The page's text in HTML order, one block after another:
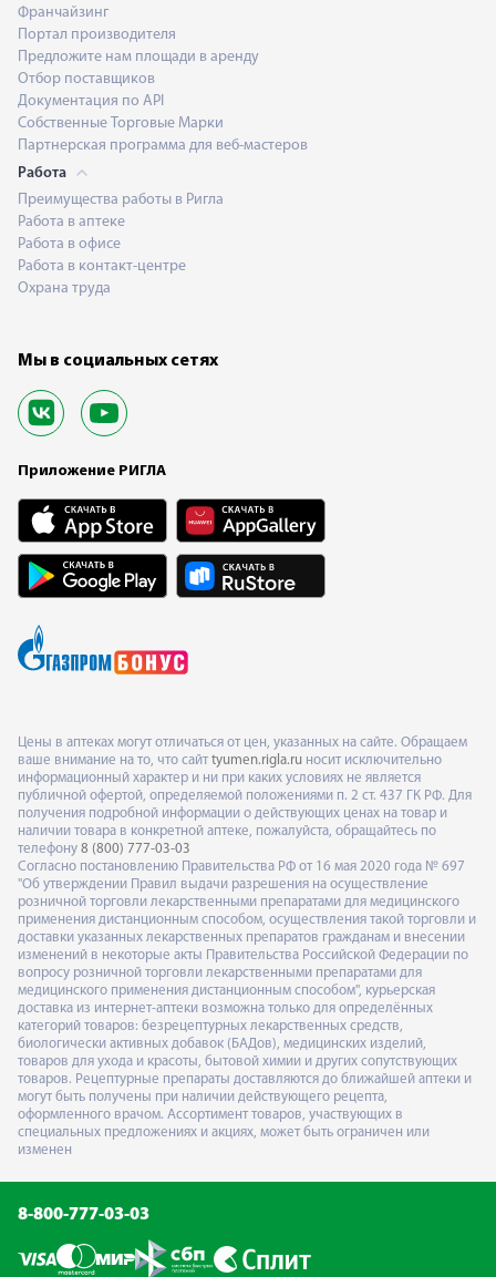
Франчайзинг
Портал производителя
Предложите нам площади в аренду
Отбор поставщиков
Документация по API
Собственные Торговые Марки
Партнерская программа для веб-мастеров
Работа
Преимущества работы в Ригла
Работа в аптеке
Работа в офисе
Работа в контакт-центре
Охрана труда
Мы в социальных сетях
Приложение РИГЛА
Цены в аптеках могут отличаться от цен, указанных на сайте. Обращаем
ваше внимание на то, что сайт tyumen.rigla.ru носит исключительно
информационный характер и ни при каких условиях не является
публичной офертой, определяемой положениями п. 2 ст. 437 ГК РФ. Для
получения подробной информации о действующих ценах на товар и
наличии товара в конкретной аптеке, пожалуйста, обращайтесь по
телефону 8 (800) 777-03-03
Согласно постановлению Правительства РФ от 16 мая 2020 года № 697
"Об утверждении Правил выдачи разрешения на осуществление
розничной торговли лекарственными препаратами для медицинского
применения дистанционным способом, осуществления такой торговли и
доставки указанных лекарственных препаратов гражданам и внесении
изменений в некоторые акты Правительства Российской Федерации по
вопросу розничной торговли лекарственными препаратами для
медицинского применения дистанционным способом", курьерская
доставка из интернет-аптеки возможна только для определённых
категорий товаров: безрецептурных лекарственных средств,
биологически активных добавок (БАДов), медицинских изделий,
товаров для ухода и красоты, бытовой химии и других сопутствующих
товаров. Рецептурные препараты доставляются до ближайшей аптеки и
могут быть получены при наличии действующего рецепта,
оформленного врачом. Ассортимент товаров, участвующих в
специальных предложениях и акциях, может быть ограничен или
изменен
8-800-777-03-03